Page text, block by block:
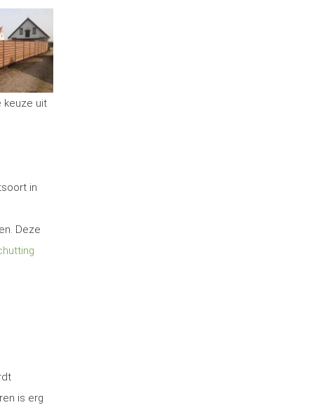
keuze uit
in
Deze
is erg